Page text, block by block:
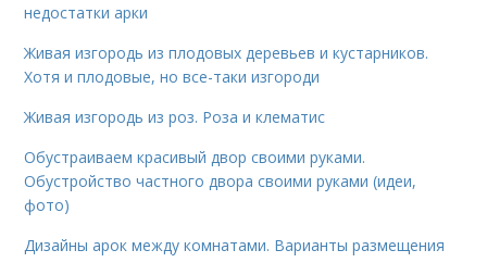
недостатки арки
Живая изгородь из плодовых деревьев и кустарников.
Хотя и плодовые, но все-таки изгороди
Живая изгородь из роз. Роза и клематис
Обустраиваем красивый двор своими руками.
Обустройство частного двора своими руками (идеи,
фото)
Дизайны арок между комнатами. Варианты размещения